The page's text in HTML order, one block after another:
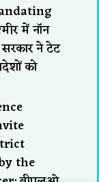
में नॉन
ने टेट
को
the